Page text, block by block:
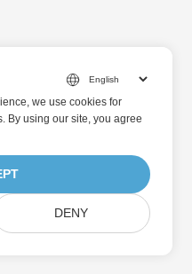
we use cookies for
By using our site, you agree
DENY